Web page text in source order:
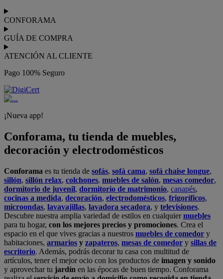
CONFORAMA
GUÍA DE COMPRA
ATENCIÓN AL CLIENTE
Pago 100% Seguro
¡Nueva app!
Conforama, tu tienda de muebles,
decoración y electrodomésticos
Conforama es tu tienda de sofás, sofá cama, sofá chaise longue,
sillón, sillón relax, colchones, muebles de salón, mesas comedor,
dormitorio de juvenil, dormitorio de matrimonio, canapés,
cocinas a medida, decoración, electrodomésticos, frigoríficos,
microondas, lavavajillas, lavadora secadora, y televisiones.
Descubre nuestra amplia variedad de estilos en cualquiermuebles
para tu hogar, con los mejores precios y promociones. Crea el
espacio en el que vives gracias a nuestros muebles de comedor y
habitaciones, armarios y zapateros, mesas de comedor y sillas de
escritorio. Además, podrás decorar tu casa con multitud de
artículos, tener el mejor ocio con los productos de imagen y sonido
y aprovechar tu jardín en las épocas de buen tiempo. Conforama